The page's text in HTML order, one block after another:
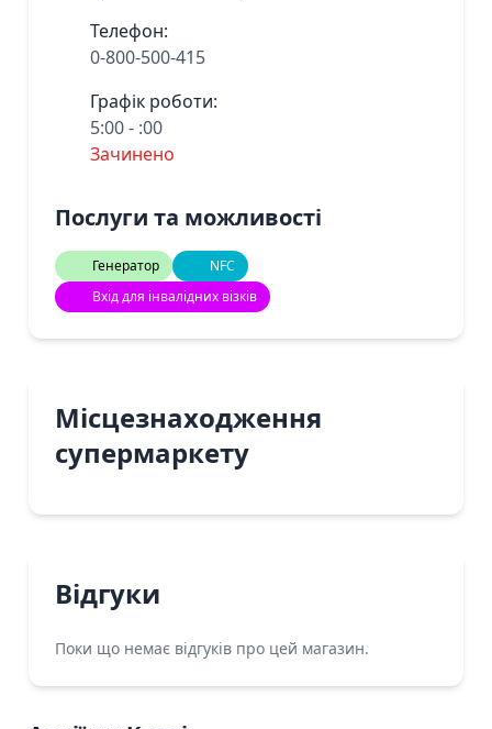
Телефон:
0-800-500-415
Графік роботи:
5:00 - :00
Зачинено
Послуги та можливості
Генератор
NFC
Вхід для інвалідних візків
Місцезнаходження
супермаркету
Відгуки
Поки що немає відгуків про цей магазин.